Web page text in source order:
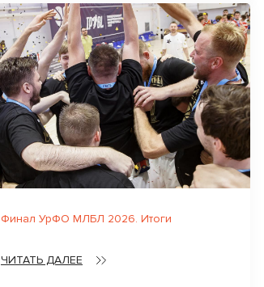
Финал УрФО МЛБЛ 2026. Итоги
ЧИТАТЬ ДАЛЕЕ